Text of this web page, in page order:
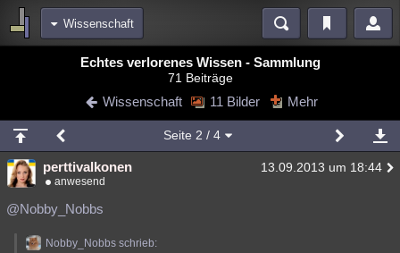
Wissenschaft
Blogs
Chat Wiki Neuigkeiten
meine Rubriken
Menschen Wissenschaft Mystery Kriminalfälle
Spiritualität Verschwörungen
Natur Umfragen Unterhaltung
Echtes verlorenes Wissen - Sammlung
71 Beiträge
Wissenschaft 11 Bilder Mehr
Seite 2 / 4
perttivalkonen 13.09.2013 um 18:44
anwesend
@Nobby_Nobbs
Nobby_Nobbs schrieb: